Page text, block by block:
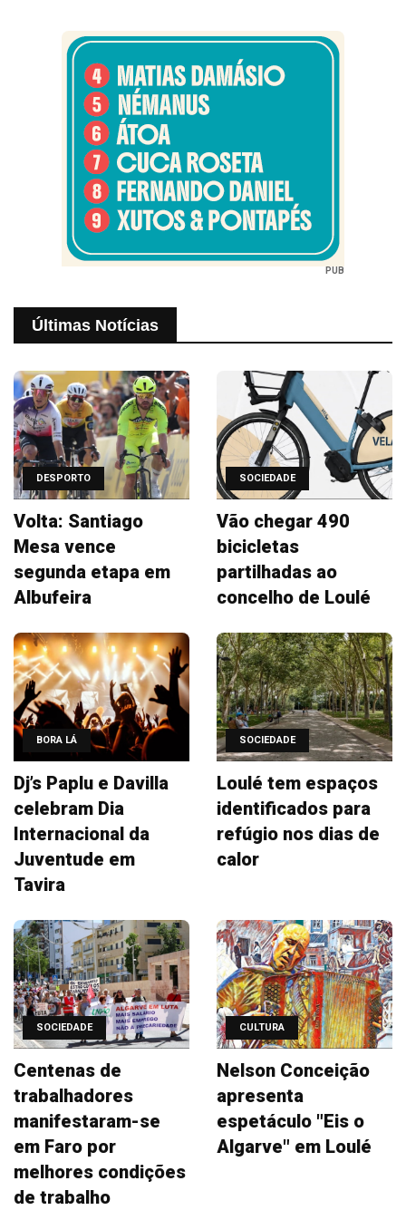
PUB
Últimas Notícias
DESPORTO
Volta: Santiago
Mesa vence
segunda etapa em
Albufeira
SOCIEDADE
Vão chegar 490
bicicletas
partilhadas ao
concelho de Loulé
BORA LÁ
Dj’s Paplu e Davilla
celebram Dia
Internacional da
Juventude em
Tavira
SOCIEDADE
Loulé tem espaços
identificados para
refúgio nos dias de
calor
SOCIEDADE
Centenas de
trabalhadores
manifestaram-se
em Faro por
melhores condições
de trabalho
CULTURA
Nelson Conceição
apresenta
espetáculo "Eis o
Algarve" em Loulé